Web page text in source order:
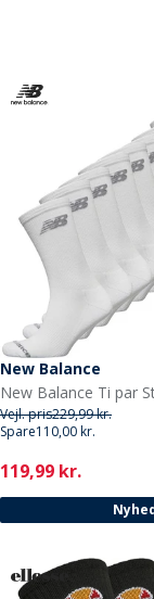
New Balance
Vejl. pris229,99 kr.
Spare110,00 kr.
Current
119,99 kr.